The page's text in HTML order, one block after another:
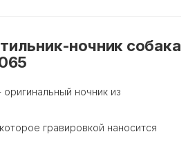
ночник собака
ночник из
гравировкой наносится